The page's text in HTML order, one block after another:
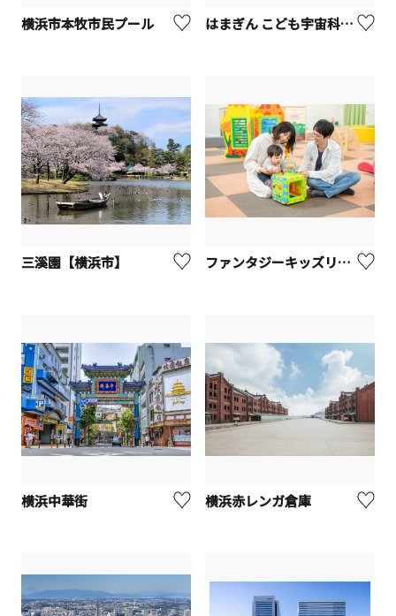
横浜市本牧市民プール はまぎん こども宇宙科学館
三溪園【横浜市】 ファンタジーキッズリゾート 港北店
横浜中華街 横浜赤レンガ倉庫